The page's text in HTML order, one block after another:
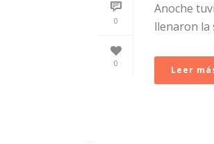
0
0
Anoche
llenaron la
Leer